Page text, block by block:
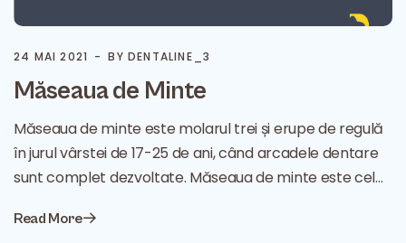
24 MAI 2021 BY DENTALINE_3
Măseaua de Minte
Măseaua de minte este molarul trei și erupe de regulă
în jurul vârstei de 17-25 de ani, când arcadele dentare
sunt complet dezvoltate. Măseaua de minte este cel…
Read More